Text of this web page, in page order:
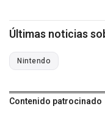
Últimas noticias
Nintendo
Contenido patrocinado